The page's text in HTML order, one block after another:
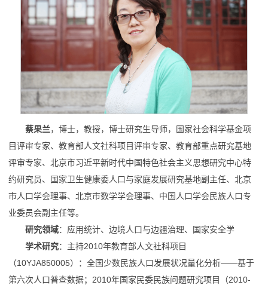
蔡果兰，博士，教授，博士研究生导师，国家社会科学基金项
目评审专家、教育部人文社科项目评审专家、教育部重点研究基地
评审专家、北京市习近平新时代中国特色社会主义思想研究中心特
约研究员、国家卫生健康委人口与家庭发展研究基地副主任、北京
市人口学会理事、北京市数学学会理事、中国人口学会民族人口专
业委员会副主任等。
研究领域：应用统计、边境人口与边疆治理、国家安全学
学术研究：主持2010年教育部人文社科项目
（10YJA850005）：全国少数民族人口发展状况量化分析——基于
第六次人口普查数据；2010年国家民委民族问题研究项目（2010-